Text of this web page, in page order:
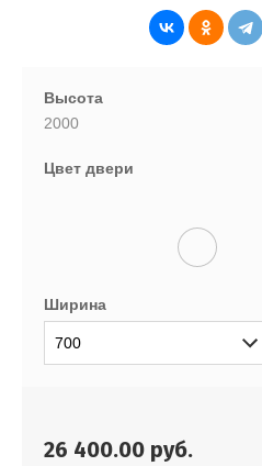
Высота
2000
Цвет двери
Ширина
26 400.00 руб.